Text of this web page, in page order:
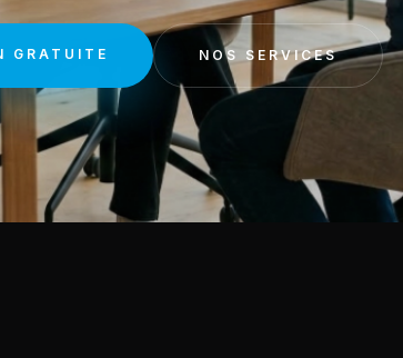
GRATUITE NOS SERVICES